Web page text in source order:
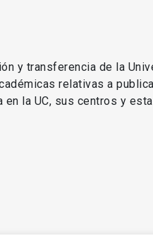
y transferencia de la
relativas a
la UC, sus centros y